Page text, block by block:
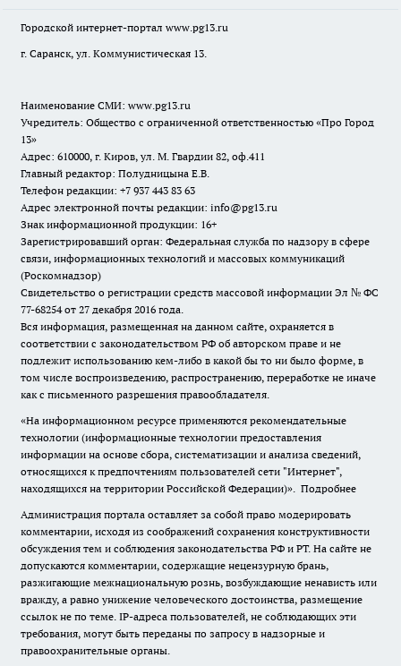
Городской интернет-портал www.pg13.ru
г. Саранск, ул. Коммунистическая 13.
Наименование СМИ: www.pg13.ru
Учредитель: Общество с ограниченной ответственностью «Про Город
13»
Адрес: 610000, г. Киров, ул. М. Гвардии 82, оф.411
Главный редактор: Полудницына Е.В.
Телефон редакции: +7 937 443 83 63
Адрес электронной почты редакции: info@pg13.ru
Знак информационной продукции: 16+
Зарегистрировавший орган: Федеральная служба по надзору в сфере
связи, информационных технологий и массовых коммуникаций
(Роскомнадзор)
Свидетельство о регистрации средств массовой информации Эл № ФС
77-68254 от 27 декабря 2016 года.
Вся информация, размещенная на данном сайте, охраняется в
соответствии с законодательством РФ об авторском праве и не
подлежит использованию кем-либо в какой бы то ни было форме, в
том числе воспроизведению, распространению, переработке не иначе
как с письменного разрешения правообладателя.
«На информационном ресурсе применяются рекомендательные
технологии (информационные технологии предоставления
информации на основе сбора, систематизации и анализа сведений,
относящихся к предпочтениям пользователей сети "Интернет",
находящихся на территории Российской Федерации)». Подробнее
Администрация портала оставляет за собой право модерировать
комментарии, исходя из соображений сохранения конструктивности
обсуждения тем и соблюдения законодательства РФ и РТ. На сайте не
допускаются комментарии, содержащие нецензурную брань,
разжигающие межнациональную рознь, возбуждающие ненависть или
вражду, а равно унижение человеческого достоинства, размещение
ссылок не по теме. IP-адреса пользователей, не соблюдающих эти
требования, могут быть переданы по запросу в надзорные и
правоохранительные органы.